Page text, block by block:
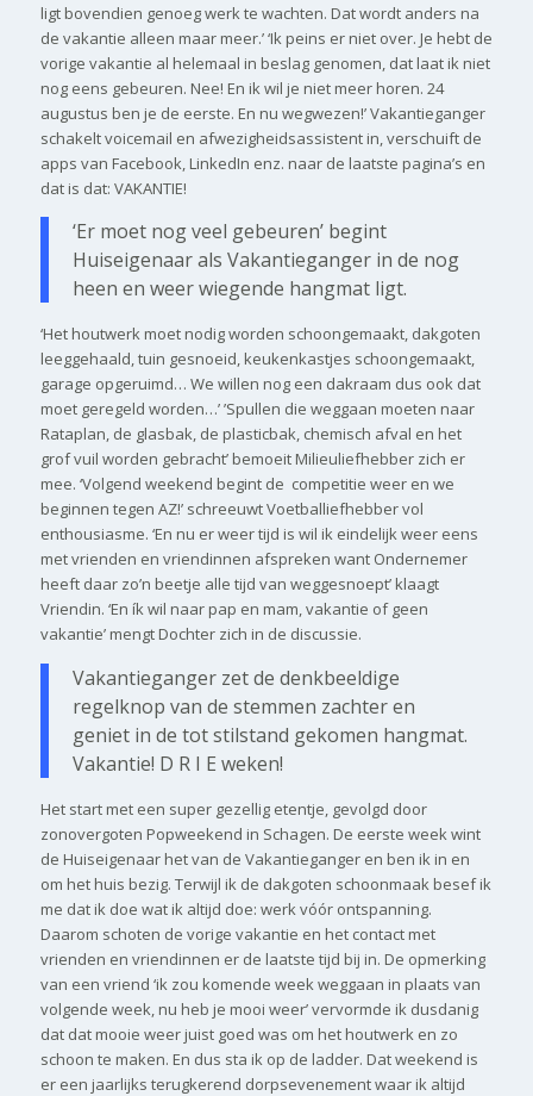
ligt bovendien genoeg werk te wachten. Dat wordt anders na
de vakantie alleen maar meer.’ ‘Ik peins er niet over. Je hebt de
vorige vakantie al helemaal in beslag genomen, dat laat ik niet
nog eens gebeuren. Nee! En ik wil je niet meer horen. 24
augustus ben je de eerste. En nu wegwezen!’ Vakantieganger
schakelt voicemail en afwezigheidsassistent in, verschuift de
apps van Facebook, LinkedIn enz. naar de laatste pagina’s en
dat is dat: VAKANTIE!
‘Er moet nog veel gebeuren’ begint
Huiseigenaar als Vakantieganger in de nog
heen en weer wiegende hangmat ligt.
‘Het houtwerk moet nodig worden schoongemaakt, dakgoten
leeggehaald, tuin gesnoeid, keukenkastjes schoongemaakt,
garage opgeruimd… We willen nog een dakraam dus ook dat
moet geregeld worden…’ ’Spullen die weggaan moeten naar
Rataplan, de glasbak, de plasticbak, chemisch afval en het
grof vuil worden gebracht’ bemoeit Milieuliefhebber zich er
mee. ‘Volgend weekend begint de competitie weer en we
beginnen tegen AZ!’ schreeuwt Voetballiefhebber vol
enthousiasme. ‘En nu er weer tijd is wil ik eindelijk weer eens
met vrienden en vriendinnen afspreken want Ondernemer
heeft daar zo’n beetje alle tijd van weggesnoept’ klaagt
Vriendin. ‘En ík wil naar pap en mam, vakantie of geen
vakantie’ mengt Dochter zich in de discussie.
Vakantieganger zet de denkbeeldige
regelknop van de stemmen zachter en
geniet in de tot stilstand gekomen hangmat.
Vakantie! D R I E weken!
Het start met een super gezellig etentje, gevolgd door
zonovergoten Popweekend in Schagen. De eerste week wint
de Huiseigenaar het van de Vakantieganger en ben ik in en
om het huis bezig. Terwijl ik de dakgoten schoonmaak besef ik
me dat ik doe wat ik altijd doe: werk vóór ontspanning.
Daarom schoten de vorige vakantie en het contact met
vrienden en vriendinnen er de laatste tijd bij in. De opmerking
van een vriend ‘ik zou komende week weggaan in plaats van
volgende week, nu heb je mooi weer’ vervormde ik dusdanig
dat dat mooie weer juist goed was om het houtwerk en zo
schoon te maken. En dus sta ik op de ladder. Dat weekend is
er een jaarlijks terugkerend dorpsevenement waar ik altijd